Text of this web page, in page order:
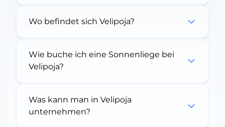
Wo befindet sich Velipoja?
Wie buche ich eine Sonnenliege bei
Velipoja?
Was kann man in Velipoja
unternehmen?